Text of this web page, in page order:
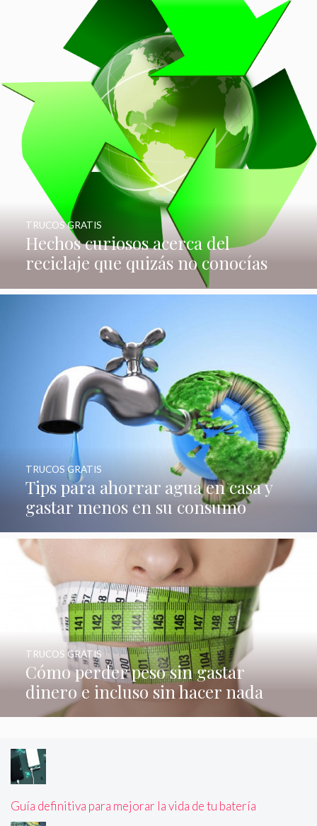
Hechos curiosos acerca del
reciclaje que quizás no conocías
TRUCOS GRATIS
Tips para ahorrar agua en casa y
gastar menos en su consumo
TRUCOS GRATIS
Cómo perder peso sin gastar
dinero e incluso sin hacer nada
TRUCOS GRATIS
Guía definitiva para mejorar la vida de tu batería